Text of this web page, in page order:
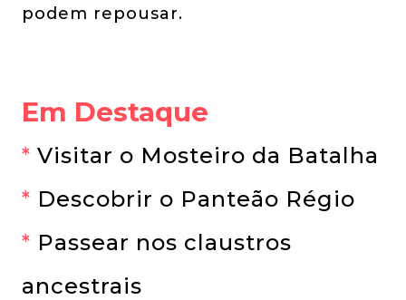
podem repousar.
Em Destaque
* Visitar o Mosteiro da Batalha
* Descobrir o Panteão Régio
* Passear nos claustros
ancestrais